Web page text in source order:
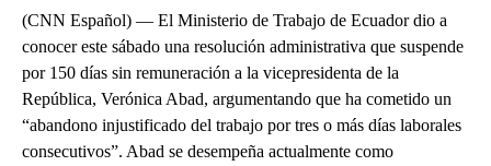
(CNN Español) — El Ministerio de Trabajo de Ecuador dio a
conocer este sábado una resolución administrativa que suspende
por 150 días sin remuneración a la vicepresidenta de la
República, Verónica Abad, argumentando que ha cometido un
“abandono injustificado del trabajo por tres o más días laborales
consecutivos”. Abad se desempeña actualmente como